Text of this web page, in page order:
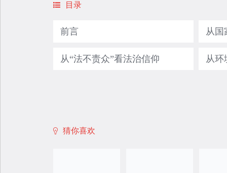
目录
前言 从国
从“法不责众”看法治信仰
猜你喜欢